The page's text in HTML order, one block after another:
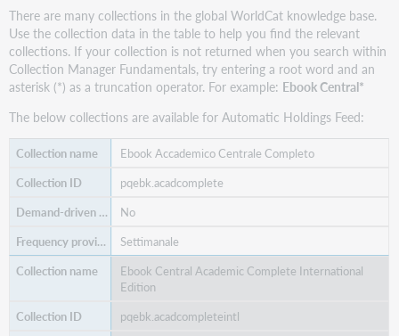
Utilizzo
dei
dati
di
raccolta
con
altri
servizi
Trovare
ulteriori
materiali
di
There are many collections in the global WorldCat knowledge base.
Use the collection data in the table to help you find the relevant
collections. If your collection is not returned when you search within
Collection Manager Fundamentals, try entering a root word and an
asterisk (*) as a truncation operator. For example: Ebook Central*
The below collections are available for Automatic Holdings Feed:
Ebook Accademico Centrale Completo
pqebk.acadcomplete
No
Settimanale
Ebook Central Academic Complete International
Edition
pqebk.acadcompleteintl